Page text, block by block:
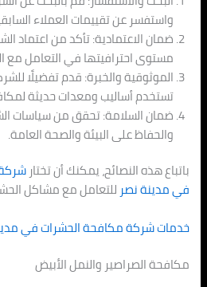
واستفسر عن تقييمات العملاء
ضمان الاعتمادية: تأكد من اعتماد
مستوى احترافيتها في التعامل مع
الموثوقية والخبرة: قدم تفضيلًا
تستخدم أساليب ومعدات حديثة
ضمان السلامة: تحقق من سياسات
والحفاظ على البيئة والصحة العامة.
باتباع هذه النصائح، يمكنك أن تختار
فيمدينة نصر للتعامل مع مشاكل
خدمات شركة مكافحة الحشرات في
مكافحة الصراصير والنمل الأبيض